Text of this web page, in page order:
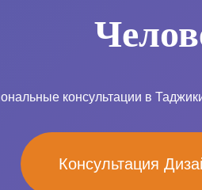
консультации в
Консультация